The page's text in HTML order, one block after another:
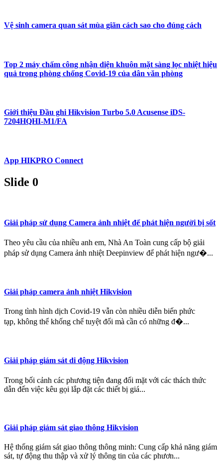
Vệ sinh camera quan sát mùa giãn cách sao cho đúng cách
Top 2 máy chấm công nhận diện khuôn mặt sàng lọc nhiệt hiệu
quả trong phòng chống Covid-19 của dân văn phòng
Giới thiệu Đầu ghi Hikvision Turbo 5.0 Acusense iDS-
7204HQHI-M1/FA
App HIKPRO Connect
Slide 0
Giải pháp sử dụng Camera ảnh nhiệt để phát hiện người bị sốt
Theo yêu cầu của nhiều anh em, Nhà An Toàn cung cấp bộ giải
pháp sử dụng Camera ảnh nhiệt Deepinview để phát hiện ngư�...
Giải pháp camera ảnh nhiệt Hikvision
Trong tình hình dịch Covid-19 vẫn còn nhiều diễn biến phức
tạp, không thể khống chế tuyệt đối mà cần có những đ�...
Giải pháp giám sát di động Hikvision
Trong bối cảnh các phương tiện đang đối mặt với các thách thức
dẫn đến việc kêu gọi lắp đặt các thiết bị giá...
Giải pháp giám sát giao thông Hikvision
Hệ thống giám sát giao thông thông minh: Cung cấp khả năng giám
sát, tự động thu thập và xử lý thông tin của các phươn...